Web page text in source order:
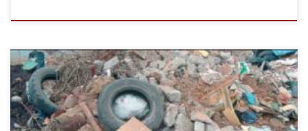
Febrero se convierte para muchos galgos en su peor pesadilla.
Con el fin de la temporada de caza, muchos de éstos son